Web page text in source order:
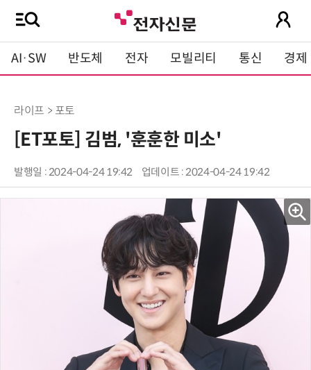
AI·SW 반도체 전자 모빌리티 통신 경제
라이프 > 포토
[ET포토] 김범, '훈훈한 미소'
발행일 : 2024-04-24 19:42 업데이트 : 2024-04-24 19:42